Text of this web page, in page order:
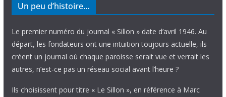
Un peu d’histoire…
Le premier numéro du journal « Sillon » date d’avril 1946. Au
départ, les fondateurs ont une intuition toujours actuelle, ils
créent un journal où chaque paroisse serait vue et verrait les
autres, n’est-ce pas un réseau social avant l’heure ?
Ils choisissent pour titre « Le Sillon », en référence à Marc